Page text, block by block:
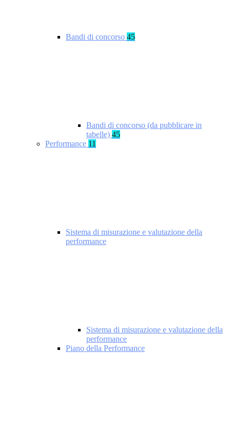
Bandi di concorso 45
Bandi di concorso (da pubblicare in
tabelle) 45
Performance 11
Sistema di misurazione e valutazione della
performance
Sistema di misurazione e valutazione della
performance
Piano della Performance